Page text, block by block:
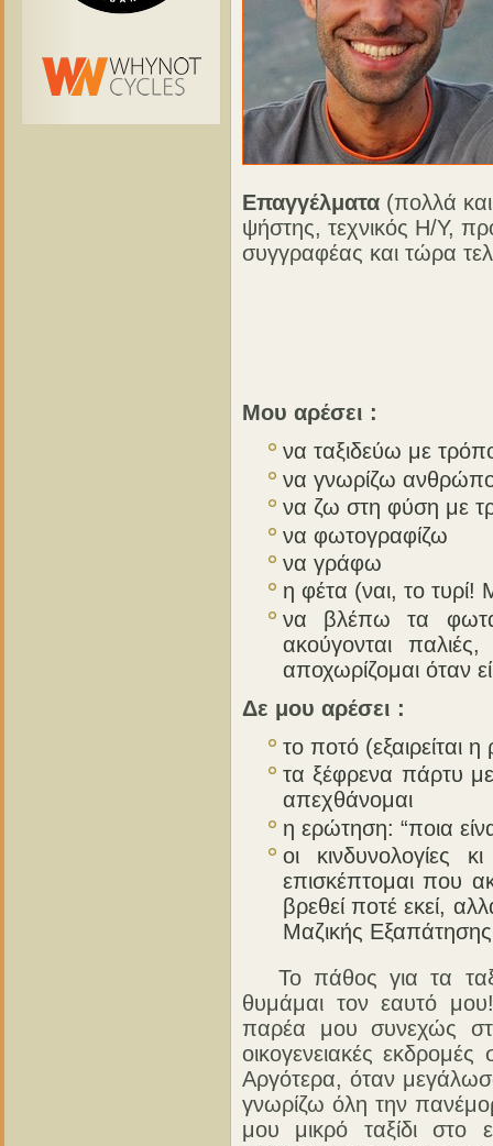
Επαγγέλματα (πολλά
ψήστης, τεχνικός Η/Υ,
συγγραφέας και τώρα
Μου αρέσει :
να ταξιδεύω με
να γνωρίζω
να ζω στη φύση με
να φωτογραφίζω
να γράφω
η φέτα (ναι, το
να βλέπω τα
ακούγονται
αποχωρίζομαι όταν
Δε μου αρέσει :
το ποτό (εξαιρείται
τα ξέφρενα πάρτυ
απεχθάνομαι
η ερώτηση: “ποια
οι κινδυνολογίες
επισκέπτομαι που
βρεθεί ποτέ εκεί,
Μαζικής
Το πάθος για τα
θυμάμαι τον εαυτό
παρέα μου συνεχώς
οικογενειακές
Αργότερα, όταν
γνωρίζω όλη την
μου μικρό ταξίδι